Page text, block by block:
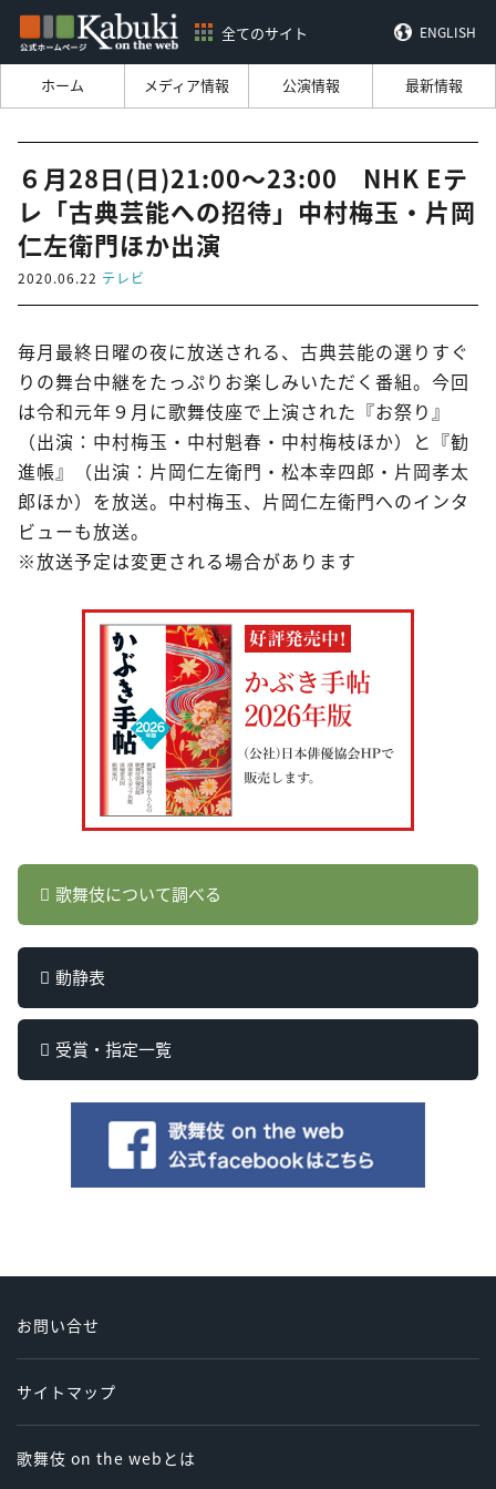
全てのサイト ENGLISH
ホーム メディア情報 公演情報 最新情報
６月28日(日)21:00～23:00 NHK Eテ
レ「古典芸能への招待」中村梅玉・片岡
仁左衛門ほか出演
2020.06.22 テレビ
毎月最終日曜の夜に放送される、古典芸能の選りすぐ
りの舞台中継をたっぷりお楽しみいただく番組。今回
は令和元年９月に歌舞伎座で上演された『お祭り』
（出演：中村梅玉・中村魁春・中村梅枝ほか）と『勧
進帳』（出演：片岡仁左衛門・松本幸四郎・片岡孝太
郎ほか）を放送。中村梅玉、片岡仁左衛門へのインタ
ビューも放送。
※放送予定は変更される場合があります
歌舞伎について調べる
動静表
受賞・指定一覧
お問い合せ
サイトマップ
歌舞伎 on the webとは